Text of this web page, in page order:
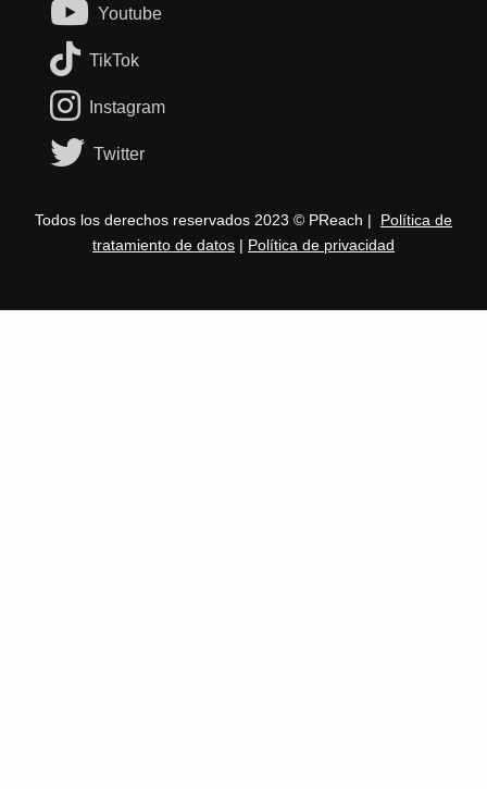
Youtube
TikTok
Instagram
Twitter
Todos los derechos reservados 2023 © PReach | Política de
tratamiento de datos | Política de privacidad